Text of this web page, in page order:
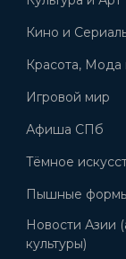
Кино и
Красота, Мода
Игровой мир
Афиша СПб
Тёмное
Пышные
Новости Азии
культуры)